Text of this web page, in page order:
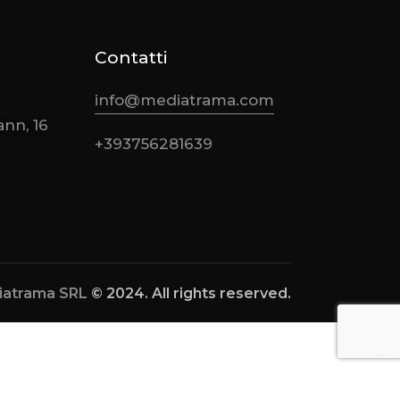
16
Contatti
info@mediatrama.com
+393756281639
SRL © 2024. All rights reserved.